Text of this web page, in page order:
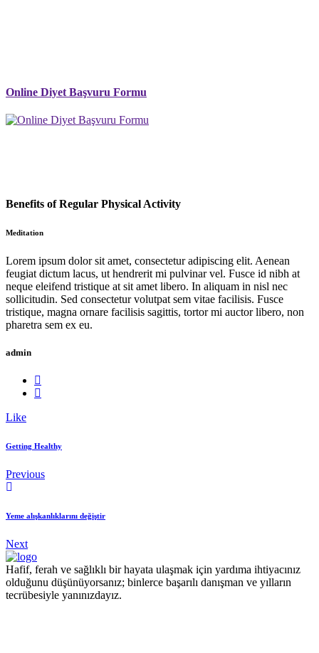
Online Diyet Başvuru Formu
Benefits of Regular Physical Activity
Meditation
Lorem ipsum dolor sit amet, consectetur adipiscing elit. Aenean
feugiat dictum lacus, ut hendrerit mi pulvinar vel. Fusce id nibh at
neque eleifend tristique at sit amet libero. In aliquam in nisl nec
sollicitudin. Sed consectetur volutpat sem vitae facilisis. Fusce
tristique, magna ornare facilisis sagittis, tortor mi auctor libero, non
pharetra sem ex eu.
admin
Like
Getting Healthy
Previous
Yeme alışkanlıklarını değiştir
Next
Hafif, ferah ve sağlıklı bir hayata ulaşmak için yardıma ihtiyacınız
olduğunu düşünüyorsanız; binlerce başarılı danışman ve yılların
tecrübesiyle yanınızdayız.